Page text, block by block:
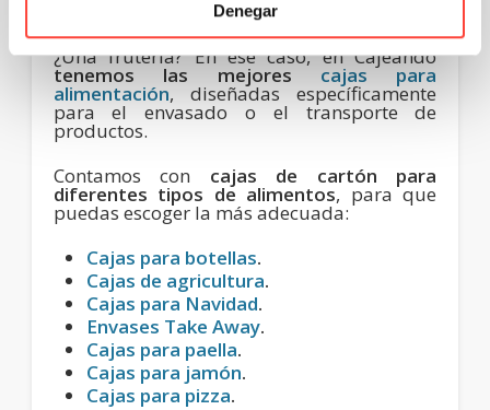
Denegar
¿Tienes un ecommerce de productos
gourmet? ¿Un restaurante detake away?
¿Una frutería? En ese caso, en Cajeando
tenemos las mejores cajas para
alimentación, diseñadas específicamente
para el envasado o el transporte de
productos.
Contamos con cajas de cartón para
diferentes tipos de alimentos, para que
puedas escoger la más adecuada:
Cajas para botellas.
Cajas de agricultura.
Cajas para Navidad.
Envases Take Away.
Cajas para paella.
Cajas para jamón.
Cajas para pizza.